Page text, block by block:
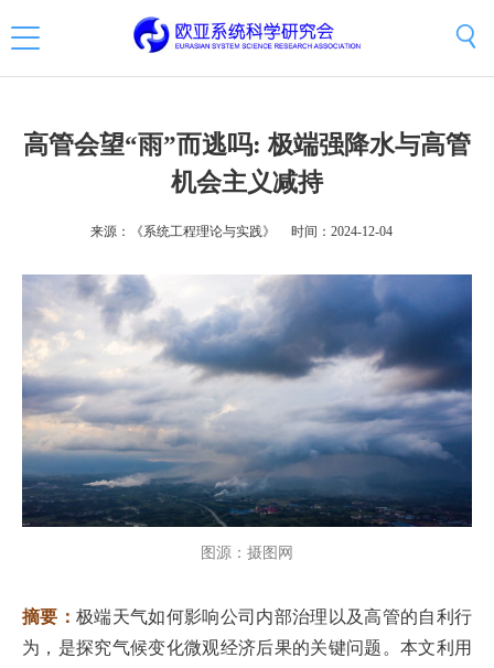
高管会望“雨”而逃吗: 极端强降水与高管
机会主义减持
来源：《系统工程理论与实践》 时间：2024-12-04
图源：摄图网
摘要： 极端天气如何影响公司内部治理以及高管的自利行
为，是探究气候变化微观经济后果的关键问题。本文利用